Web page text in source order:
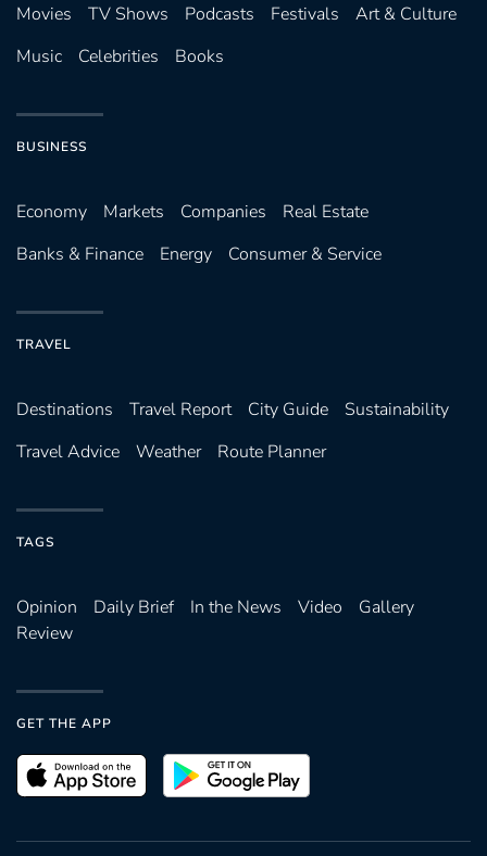
Movies TV Shows Podcasts Festivals
Art & Culture
Music
Celebrities Books
BUSINESS
Economy Markets Companies
Real Estate
Banks & Finance
Energy Consumer & Service
TRAVEL
Destinations Travel Report City Guide
Sustainability
Travel Advice
Weather Route Planner
TAGS
Opinion Daily Brief In the News Video
Gallery
Review
GET THE APP